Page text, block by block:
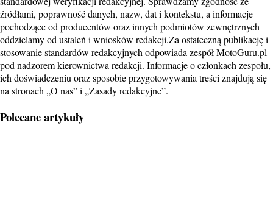
źródłami, poprawność danych, nazw, dat i kontekstu, a informacje
pochodzące od producentów oraz innych podmiotów zewnętrznych
oddzielamy od ustaleń i wniosków redakcji.Za ostateczną publikację i
stosowanie standardów redakcyjnych odpowiada zespół MotoGuru.pl
pod nadzorem kierownictwa redakcji. Informacje o członkach zespołu,
ich doświadczeniu oraz sposobie przygotowywania treści znajdują się
na stronach „O nas” i „Zasady redakcyjne”.
Polecane artykuły